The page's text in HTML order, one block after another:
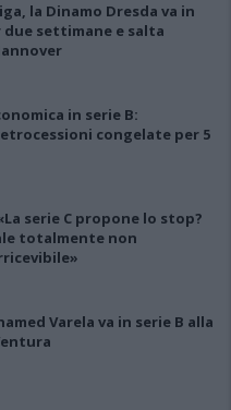
la Dinamo Dresda va in
settimane e salta
in serie B:
congelate per 5
serie C propone lo stop?
totalmente non
Varela va in serie B alla